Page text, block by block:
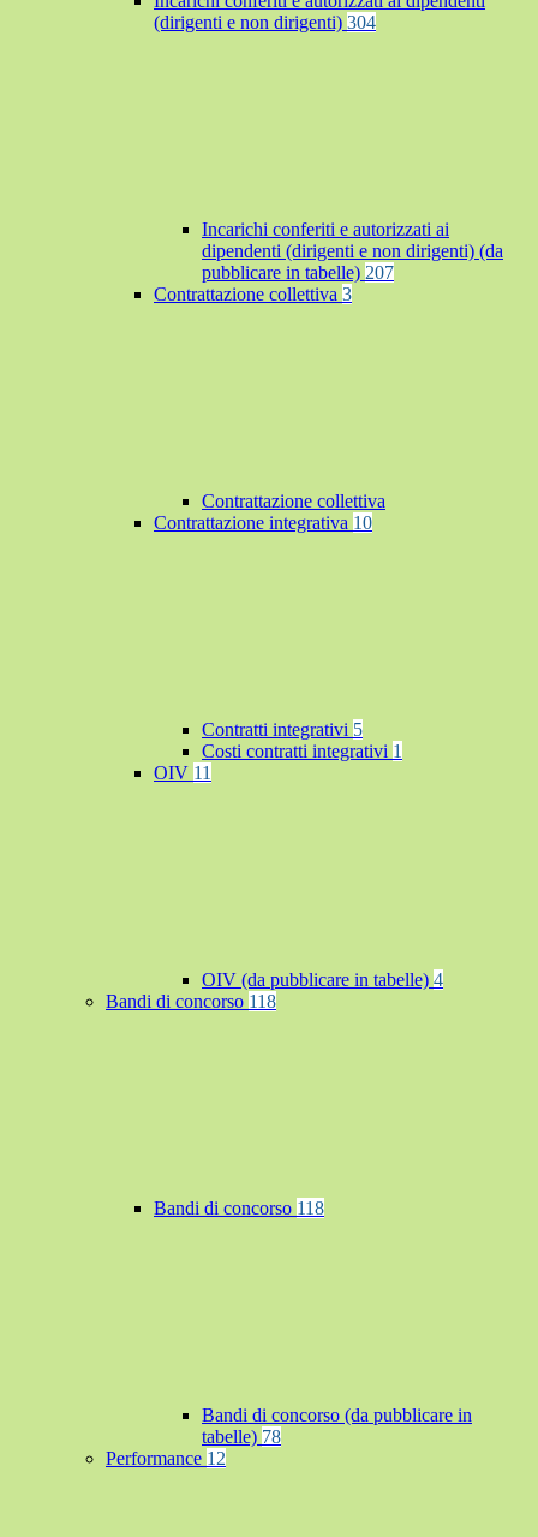
(dirigenti e non dirigenti) 304
Incarichi conferiti e autorizzati ai
dipendenti (dirigenti e non dirigenti) (da
pubblicare in tabelle) 207
Contrattazione collettiva 3
Contrattazione collettiva
Contrattazione integrativa 10
Contratti integrativi 5
Costi contratti integrativi 1
OIV 11
OIV (da pubblicare in tabelle) 4
Bandi di concorso 118
Bandi di concorso 118
Bandi di concorso (da pubblicare in
tabelle) 78
Performance 12